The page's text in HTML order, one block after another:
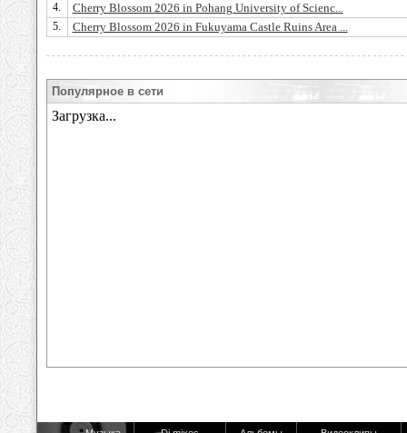
4. Cherry Blossom 2026 in Pohang University of Scienc...
5. Cherry Blossom 2026 in Fukuyama Castle Ruins Area ...
Популярное в сети